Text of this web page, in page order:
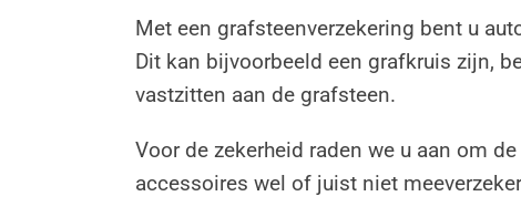
Met een grafsteenverzekering bent u
Dit kan bijvoorbeeld een grafkruis zijn,
vastzitten aan de grafsteen.
Voor de zekerheid raden we u aan om
accessoires wel of juist niet